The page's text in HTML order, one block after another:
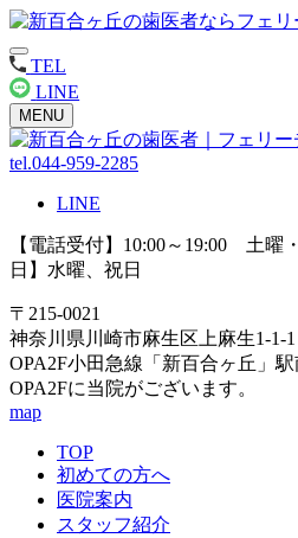
TEL
LINE
MENU
tel.044-959-2285
LINE
【電話受付】10:00～19:00 土
日】水曜、祝日
〒215-0021
神奈川県川崎市麻生区上麻生1-1-1
OPA2F小田急線「新百合ヶ丘」
OPA2Fに当院がございます。
map
TOP
初めての方へ
医院案内
スタッフ紹介